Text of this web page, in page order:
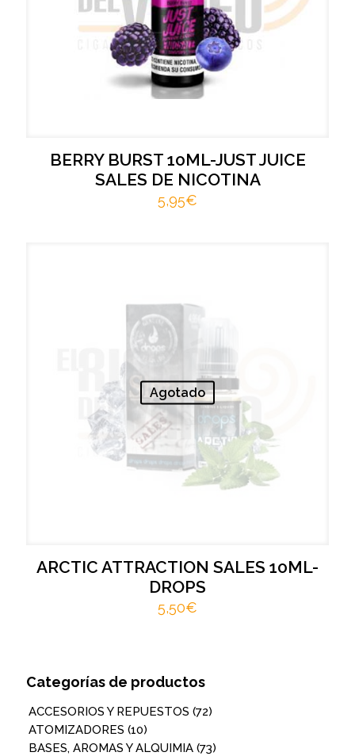
BERRY BURST 10ML-JUST JUICE
SALES DE NICOTINA
5,95€
Agotado
ARCTIC ATTRACTION SALES 10ML-
DROPS
5,50€
Categorías de productos
ACCESORIOS Y REPUESTOS (72)
ATOMIZADORES (10)
BASES, AROMAS Y ALQUIMIA (73)